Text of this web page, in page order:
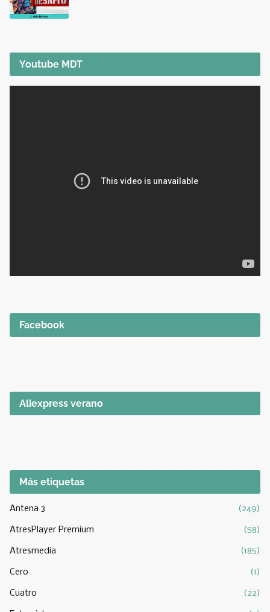
Youtube MDT
Facebook
Aliexpress verano
Más etiquetas
Antena 3 (249)
AtresPlayer Premium (58)
Atresmedia (185)
Cero (1)
Cuatro (22)